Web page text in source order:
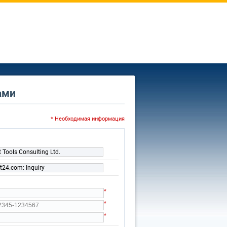
* Необходимая информация
Tools Consulting Ltd.
Inquiry
*
*
*